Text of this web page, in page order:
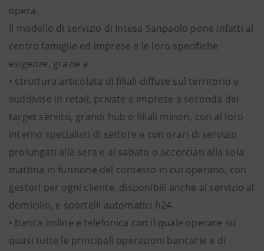
opera.
Il modello di servizio di Intesa Sanpaolo pone infatti al
centro famiglie ed imprese e le loro specifiche
esigenze, grazie a:
• struttura articolata di filiali diffuse sul territorio e
suddivise in retail, private e imprese a seconda del
target servito, grandi hub o filiali minori, con al loro
interno specialisti di settore e con orari di servizio
prolungati alla sera e al sabato o accorciati alla sola
mattina in funzione del contesto in cui operano, con
gestori per ogni cliente, disponibili anche al servizio al
domicilio, e sportelli automatici h24.
• banca online e telefonica con il quale operare su
quasi tutte le principali operazioni bancarie e di